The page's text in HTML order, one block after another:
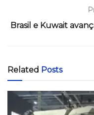
Brasil e Kuwait
Related Posts